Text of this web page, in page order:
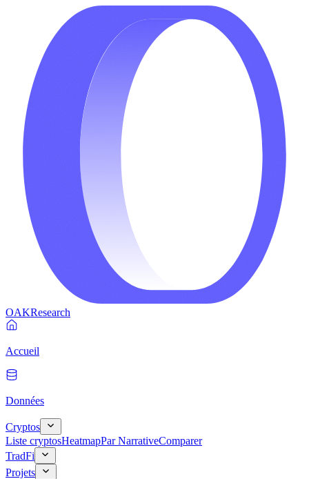
OAKResearch
Accueil
Données
Cryptos
Liste cryptosHeatmapPar NarrativeComparer
TradFi
Projets